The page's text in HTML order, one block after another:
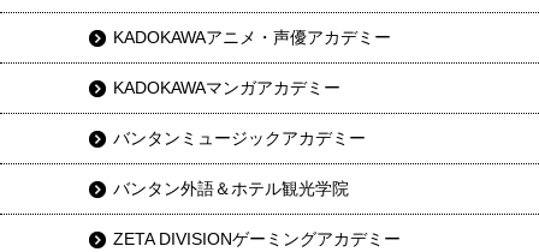
KADOKAWAアニメ・声優アカデミー
KADOKAWAマンガアカデミー
バンタンミュージックアカデミー
バンタン外語＆ホテル観光学院
ZETA DIVISIONゲーミングアカデミー